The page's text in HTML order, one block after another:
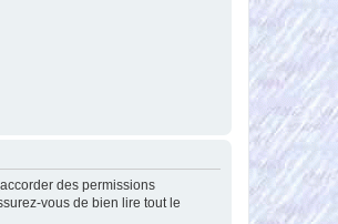
des permissions
vous de bien lire tout le